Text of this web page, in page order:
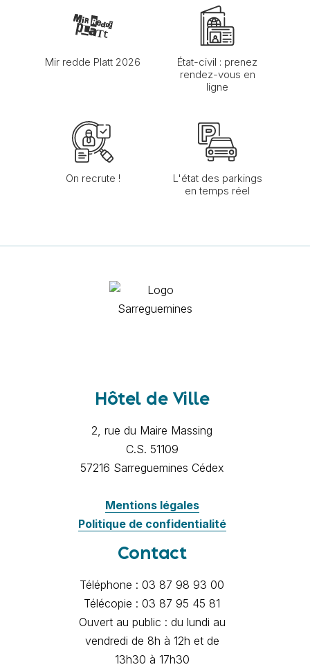
Mir redde Platt 2026
État-civil : prenez
rendez-vous en
ligne
On recrute !
L'état des parkings
en temps réel
Hôtel de Ville
2, rue du Maire Massing
C.S. 51109
57216 Sarreguemines Cédex
Mentions légales
Politique de confidentialité
Contact
Téléphone : 03 87 98 93 00
Télécopie : 03 87 95 45 81
Ouvert au public : du lundi au
vendredi de 8h à 12h et de
13h30 à 17h30